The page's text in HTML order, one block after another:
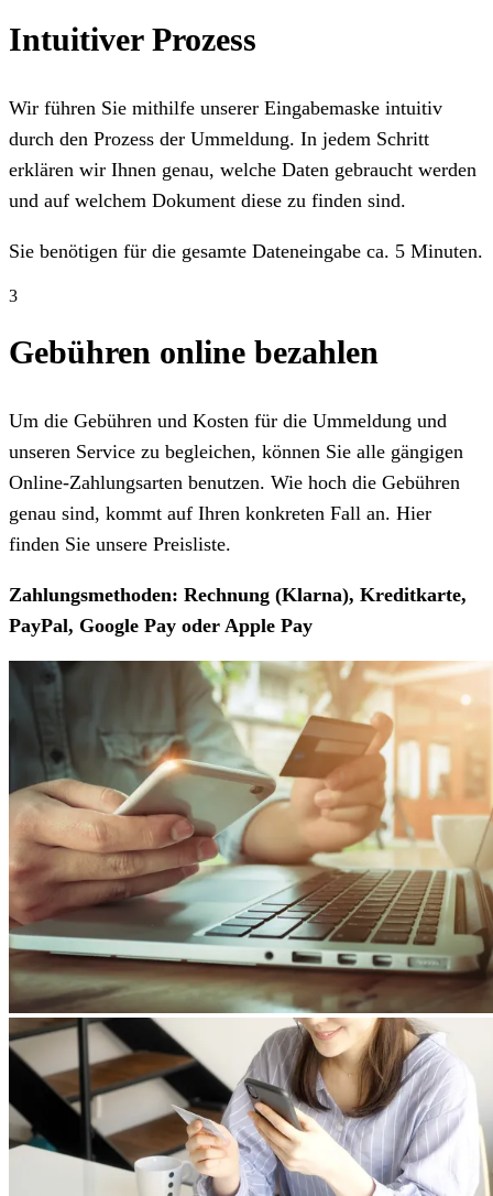
Intuitiver Prozess
Wir führen Sie mithilfe unserer Eingabemaske intuitiv
durch den Prozess der Ummeldung. In jedem Schritt
erklären wir Ihnen genau, welche Daten gebraucht werden
und auf welchem Dokument diese zu finden sind.
Sie benötigen für die gesamte Dateneingabe ca. 5 Minuten.
3
Gebühren online bezahlen
Um die Gebühren und Kosten für die Ummeldung und
unseren Service zu begleichen, können Sie alle gängigen
Online-Zahlungsarten benutzen. Wie hoch die Gebühren
genau sind, kommt auf Ihren konkreten Fall an. Hier
finden Sie unsere Preisliste.
Zahlungsmethoden: Rechnung (Klarna), Kreditkarte,
PayPal, Google Pay oder Apple Pay